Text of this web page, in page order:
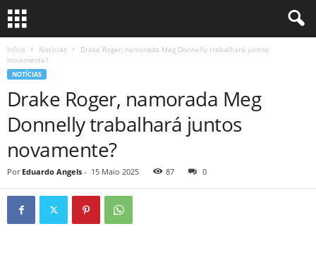
Início Notícias
Drake Roger, namorada Meg Donnelly trabalhará juntos
novamente?
NOTÍCIAS
Drake Roger, namorada Meg
Donnelly trabalhará juntos
novamente?
Por Eduardo Angels - 15 Maio 2025 87 0